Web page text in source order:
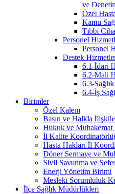
ve
Özel
Kamu
Tıbbi
Personel
Personel
Destek
6.1-İdari
6.2-Mali
6.3-
6.4-İş
Birimler
Özel Kalem
Basın ve Halkla
Hukuk ve
İl Kalite
Hasta Hakları İl
Döner Sermaye ve
Sivil Savunma ve
Enerji Yönetim Birimi
Mesleki Sorumluluk
İlçe Sağlık Müdürlükleri